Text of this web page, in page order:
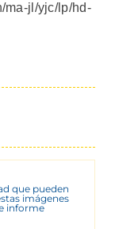
ma-jl/yjc/lp/hd-
que pueden
imágenes
informe